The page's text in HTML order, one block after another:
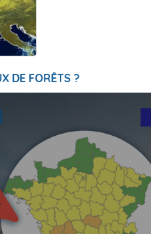
DE FORÊTS ?